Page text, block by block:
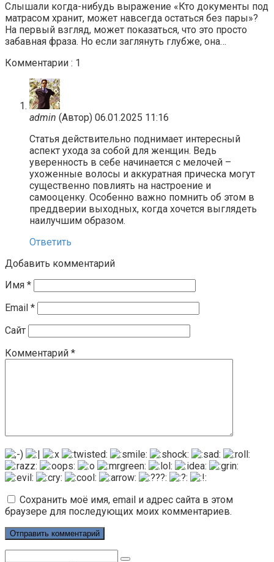
Слышали когда-нибудь выражение «Кто документы под
матрасом хранит, может навсегда остаться без пары»?
На первый взгляд, может показаться, что это просто
забавная фраза. Но если заглянуть глубже, она…
Комментарии : 1
admin (Автор) 06.01.2025 11:16
Статья действительно поднимает интересный
аспект ухода за собой для женщин. Ведь
уверенность в себе начинается с мелочей –
ухоженные волосы и аккуратная прическа могут
существенно повлиять на настроение и
самооценку. Особенно важно помнить об этом в
преддверии выходных, когда хочется выглядеть
наилучшим образом.
Ответить
Добавить комментарий
Имя *
Email *
Сайт
Комментарий *
Сохранить моё имя, email и адрес сайта в этом
браузере для последующих моих комментариев.